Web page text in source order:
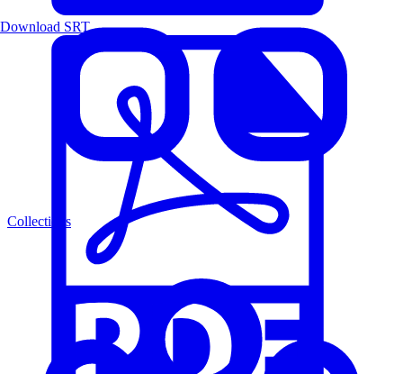
Collections
Download SRT